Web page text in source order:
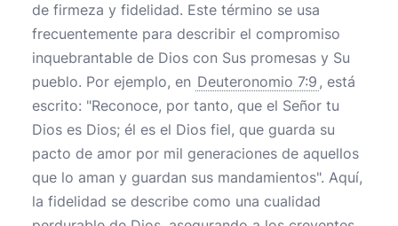
de firmeza y fidelidad. Este término se usa
frecuentemente para describir el compromiso
inquebrantable de Dios con Sus promesas y Su
pueblo. Por ejemplo, en Deuteronomio 7:9 , está
escrito: "Reconoce, por tanto, que el Señor tu
Dios es Dios; él es el Dios fiel, que guarda su
pacto de amor por mil generaciones de aquellos
que lo aman y guardan sus mandamientos". Aquí,
la fidelidad se describe como una cualidad